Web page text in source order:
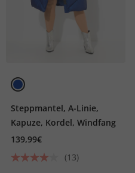
Steppmantel, A-Linie,
Kapuze, Kordel, Windfang
139,99€
(13)